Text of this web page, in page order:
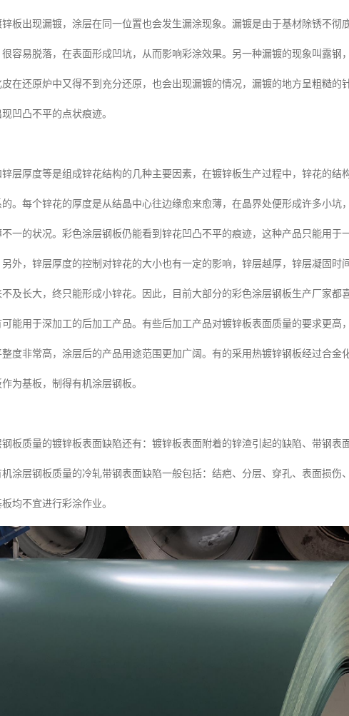
板出现漏镀，涂层在同一位置也会发生漏涂现象。漏镀是由于基材除锈不彻
容易脱落，在表面形成凹坑，从而影响彩涂效果。另一种漏镀的现象叫露钢
在还原炉中又得不到充分还原，也会出现漏镀的情况，漏镀的地方呈粗糙的
凹凸不平的点状痕迹。
层厚度等是组成锌花结构的几种主要因素，在镀锌板生产过程中，锌花的结
。每个锌花的厚度是从结晶中心往边缘愈来愈薄，在晶界处便形成许多小坑
一的状况。彩色涂层钢板仍能看到锌花凹凸不平的痕迹，这种产品只能用于
外，锌层厚度的控制对锌花的大小也有一定的影响，锌层越厚，锌层凝固时
及长大，终只能形成小锌花。因此，目前大部分的彩色涂层钢板生产厂家都
能用于深加工的后加工产品。有些后加工产品对镀锌板表面质量的要求更高
度非常高，涂层后的产品用途范围更加广阔。有的采用热镀锌钢板经过合金
为基板，制得有机涂层钢板。
板质量的镀锌板表面缺陷还有：镀锌板表面附着的锌渣引起的缺陷、带钢表
涂层钢板质量的冷轧带钢表面缺陷一般包括：结疤、分层、穿孔、表面损伤
均不宜进行彩涂作业。